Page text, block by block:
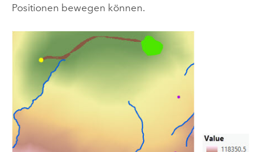
Positionen bewegen können.